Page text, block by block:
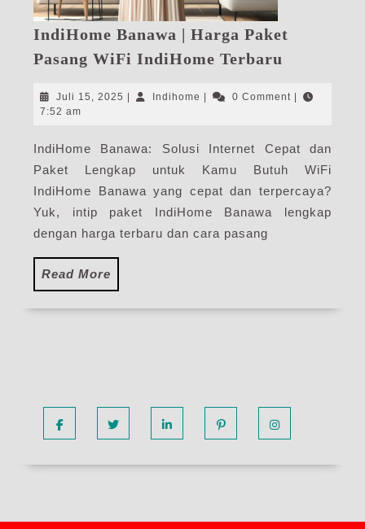
IndiHome Banawa | Harga Paket
Pasang WiFi IndiHome Terbaru
|
Pasang
WiFi
IndiHome
Terbaru
Juli 15, 2025 Juli
| Indihome Indihome
| 0 Comment |
7:52 am
IndiHome Banawa: Solusi Internet Cepat dan
Paket Lengkap untuk Kamu Butuh WiFi
IndiHome Banawa yang cepat dan terpercaya?
Yuk, intip paket IndiHome Banawa lengkap
dengan harga terbaru dan cara pasang
Read More
More